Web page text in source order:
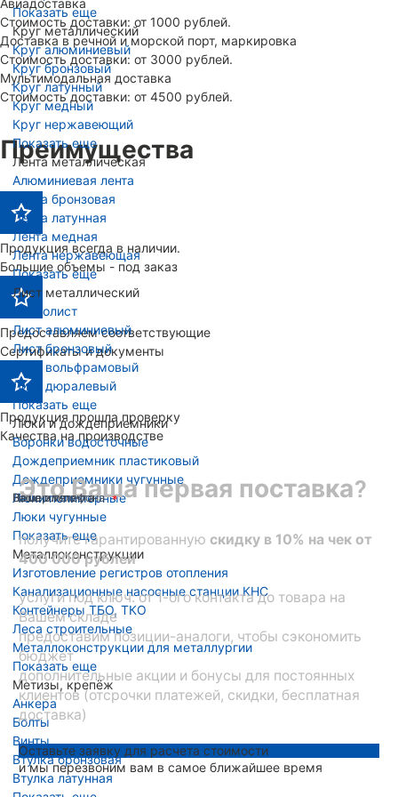
Показать еще
Круг металлический
Круг алюминиевый
Круг бронзовый
Круг латунный
Круг медный
Круг нержавеющий
Показать еще
Лента металлическая
Алюминиевая лента
Лента бронзовая
Лента латунная
Лента медная
Лента нержавеющая
Показать еще
Лист металлический
Гофролист
Лист алюминиевый
Лист бронзовый
Лист вольфрамовый
Лист дюралевый
Показать еще
Люки и дождеприемники
Воронки водосточные
Дождеприемник пластиковый
Дождеприемники чугунные
Люки полимерные
Люки чугунные
Показать еще
Металлоконструкции
Изготовление регистров отопления
Канализационные насосные станции КНС
Контейнеры ТБО, ТКО
Леса строительные
Металлоконструкции для металлургии
Показать еще
Метизы, крепёж
Анкера
Болты
Винты
Втулка бронзовая
Втулка латунная
Авиадоставка
Стоимость доставки: от 1000 рублей.
Доставка в речной и морской порт, маркировка
Стоимость доставки: от 3000 рублей.
Мультимодальная доставка
Стоимость доставки: от 4500 рублей.
Преимущества
Продукция всегда в наличии.
Большие объемы - под заказ
Предоставляем соответствующие
Сертификаты и документы
Продукция прошла проверку
Качества на производстве
Это Ваша первая поставка?
получите гарантированную скидку в 10% на чек от
400 000 рублей
услуги под ключ: от 1-ого контакта до товара на
Вашем складе
предоставим позиции-аналоги, чтобы сэкономить
бюджет
дополнительные акции и бонусы для постоянных
клиентов (отсрочки платежей, скидки, бесплатная
доставка)
Оставьте заявку для расчета стоимости
и мы перезвоним вам в самое ближайшее время
Ваше имя
Номер телефона
Ваша эл. почта